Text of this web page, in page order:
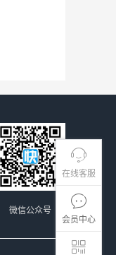
在线客服
会员中心
微信公众号